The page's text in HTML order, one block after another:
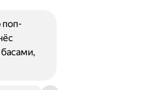
поп-